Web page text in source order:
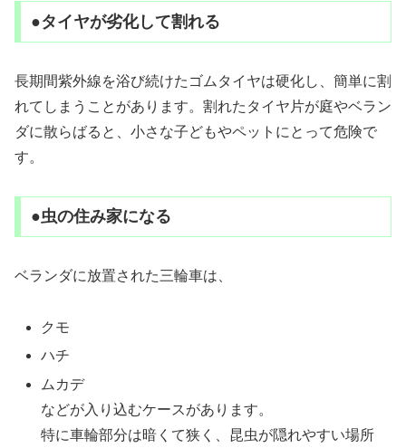
●タイヤが劣化して割れる
長期間紫外線を浴び続けたゴムタイヤは硬化し、簡単に割
れてしまうことがあります。割れたタイヤ片が庭やベラン
ダに散らばると、小さな子どもやペットにとって危険で
す。
●虫の住み家になる
ベランダに放置された三輪車は、
クモ
ハチ
ムカデ
などが入り込むケースがあります。
特に車輪部分は暗くて狭く、昆虫が隠れやすい場所